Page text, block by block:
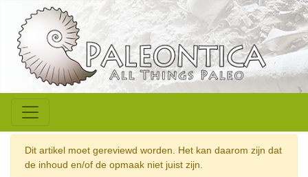
Dit artikel moet gereviewd worden. Het kan daarom zijn dat
de inhoud en/of de opmaak niet juist zijn.